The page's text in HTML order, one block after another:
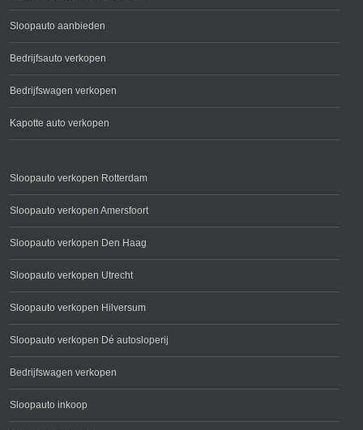
Sloopauto aanbieden
Bedrijfsauto verkopen
Bedrijfswagen verkopen
Kapotte auto verkopen
Sloopauto verkopen Rotterdam
Sloopauto verkopen Amersfoort
Sloopauto verkopen Den Haag
Sloopauto verkopen Utrecht
Sloopauto verkopen Hilversum
Sloopauto verkopen Dé autosloperij
Bedrijfswagen verkopen
Sloopauto inkoop